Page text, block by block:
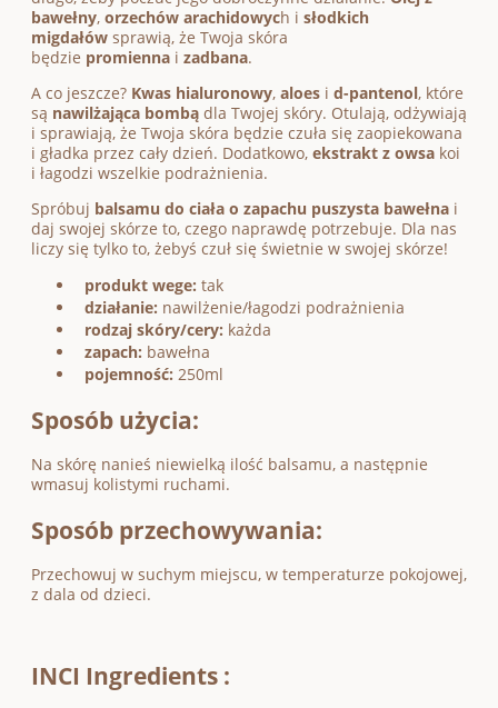
bawełny, orzechów arachidowych i słodkich
migdałów sprawią, że Twoja skóra
będzie promienna i zadbana.
A co jeszcze? Kwas hialuronowy, aloes i d-pantenol, które
są nawilżająca bombą dla Twojej skóry. Otulają, odżywiają
i sprawiają, że Twoja skóra będzie czuła się zaopiekowana
i gładka przez cały dzień. Dodatkowo, ekstrakt z owsa koi
i łagodzi wszelkie podrażnienia.
Spróbuj balsamu do ciała o zapachu puszysta bawełna i
daj swojej skórze to, czego naprawdę potrzebuje. Dla nas
liczy się tylko to, żebyś czuł się świetnie w swojej skórze!
produkt wege: tak
działanie: nawilżenie/łagodzi podrażnienia
rodzaj skóry/cery: każda
zapach: bawełna
pojemność: 250ml
Sposób użycia:
Na skórę nanieś niewielką ilość balsamu, a następnie
wmasuj kolistymi ruchami.
Sposób przechowywania:
Przechowuj w suchym miejscu, w temperaturze pokojowej,
z dala od dzieci.
INCI Ingredients :